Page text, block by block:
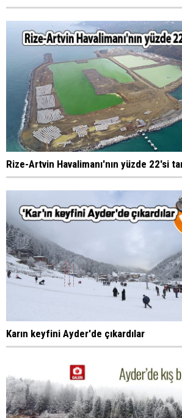
Rize-Artvin Havalimanı'nın yüzde 22'si
Karın keyfini Ayder'de çıkardılar